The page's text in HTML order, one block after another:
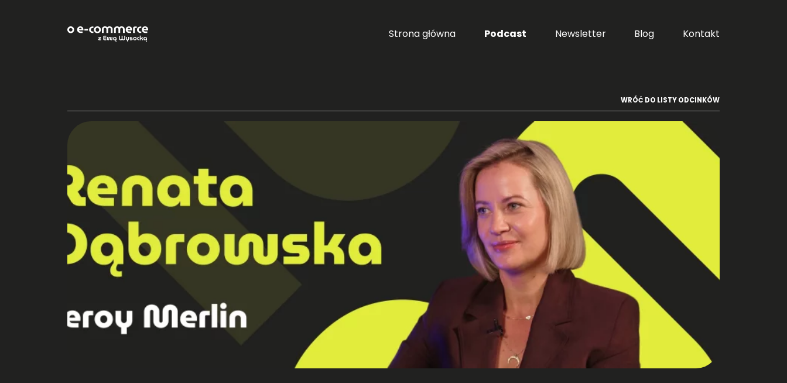
Strona główna Podcast Newsletter Blog Kontakt
WRÓĆ DO LISTY ODCINKÓW